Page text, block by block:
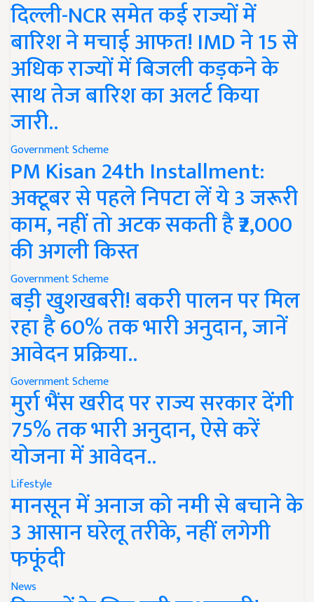
दिल्ली-NCR समेत कई राज्यों में
बारिश ने मचाई आफत! IMD ने 15 से
अधिक राज्यों में बिजली कड़कने के
साथ तेज बारिश का अलर्ट किया
जारी..
Government Scheme
PM Kisan 24th Installment:
अक्टूबर से पहले निपटा लें ये 3 जरूरी
काम, नहीं तो अटक सकती है ₹2,000
की अगली किस्त
Government Scheme
बड़ी खुशखबरी! बकरी पालन पर मिल
रहा है 60% तक भारी अनुदान, जानें
आवेदन प्रक्रिया..
Government Scheme
मुर्रा भैंस खरीद पर राज्य सरकार देंगी
75% तक भारी अनुदान, ऐसे करें
योजना में आवेदन..
Lifestyle
मानसून में अनाज को नमी से बचाने के
3 आसान घरेलू तरीके, नहीं लगेगी
फफूंदी
News